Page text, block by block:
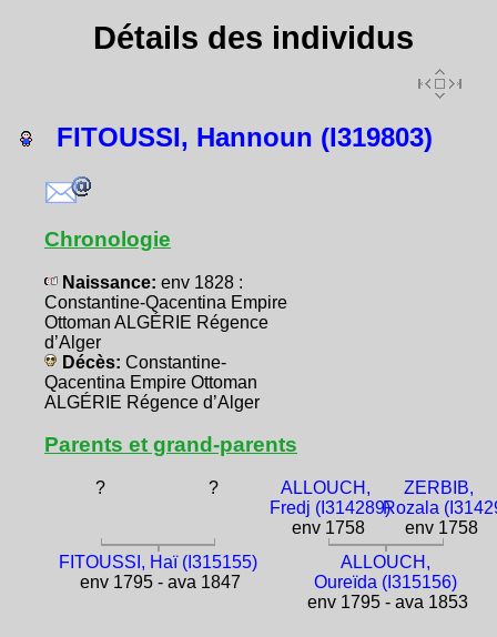
Détails des individus
FITOUSSI, Hannoun (I319803)
Chronologie
Naissance: env 1828 :
Constantine-Qacentina Empire
Ottoman ALGÉRIE Régence
d’Alger
Décès: Constantine-
Qacentina Empire Ottoman
ALGÉRIE Régence d’Alger
Parents et grand-parents
? ?
ALLOUCH,
Fredj (I314289)
env 1758
ZERBIB,
Rozala
env 1758
FITOUSSI, Haï (I315155)
env 1795 - ava 1847
ALLOUCH,
Oureïda (I315156)
env 1795 - ava 1853